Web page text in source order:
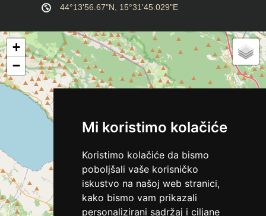
Mi koristimo kolačiće
Koristimo kolačiće da bismo
poboljšali vaše korisničko
iskustvo na našoj web stranici,
kako bismo vam prikazali
personalizirani sadržaj i ciljane
44°13'56.67"N, 15°31'45.029"E
+
−